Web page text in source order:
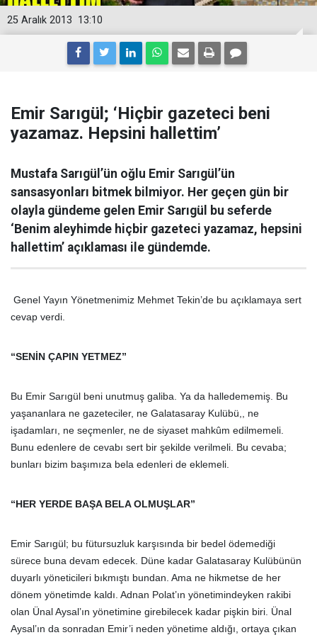
13:10
25 Aralık 2013
Emir Sarıgül; ‘Hiçbir gazeteci beni
yazamaz. Hepsini hallettim’
Mustafa Sarıgül’ün oğlu Emir Sarıgül’ün
sansasyonları bitmek bilmiyor. Her geçen gün bir
olayla gündeme gelen Emir Sarıgül bu seferde
‘Benim aleyhimde hiçbir gazeteci yazamaz, hepsini
hallettim’ açıklaması ile gündemde.
Genel Yayın Yönetmenimiz Mehmet Tekin’de bu açıklamaya sert
cevap verdi.
“SENİN ÇAPIN YETMEZ”
Bu Emir Sarıgül beni unutmuş galiba. Ya da halledememiş. Bu
yaşananlara ne gazeteciler, ne Galatasaray Kulübü,, ne
işadamları, ne seçmenler, ne de siyaset mahkûm edilmemeli.
Bunu edenlere de cevabı sert bir şekilde verilmeli. Bu cevaba;
bunları bizim başımıza bela edenleri de eklemeli.
“HER YERDE BAŞA BELA OLMUŞLAR”
Emir Sarıgül; bu fütursuzluk karşısında bir bedel ödemediği
sürece buna devam edecek. Düne kadar Galatasaray Kulübünün
duyarlı yöneticileri bıkmıştı bundan. Ama ne hikmetse de her
dönem yönetimde kaldı. Adnan Polat’ın yönetimindeyken rakibi
olan Ünal Aysal’ın yönetimine girebilecek kadar pişkin biri. Ünal
Aysal’ın da sonradan Emir’i neden yönetime aldığı, ortaya çıkan